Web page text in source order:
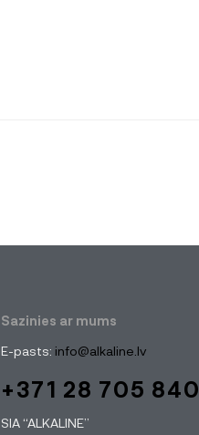
Sazinies ar mums
E-pasts: info@alkaline.lv
+371 28 705 840
SIA “ALKALINE”